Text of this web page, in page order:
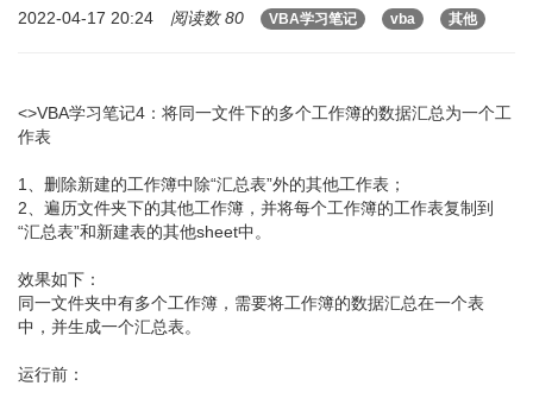
2022-04-17 20:24 阅读数 80 VBA学习笔记 vba 其他
<>VBA学习笔记4：将同一文件下的多个工作簿的数据汇总为一个工
作表
1、删除新建的工作簿中除“汇总表”外的其他工作表；
2、遍历文件夹下的其他工作簿，并将每个工作簿的工作表复制到
“汇总表”和新建表的其他sheet中。
效果如下：
同一文件夹中有多个工作簿，需要将工作簿的数据汇总在一个表
中，并生成一个汇总表。
运行前：